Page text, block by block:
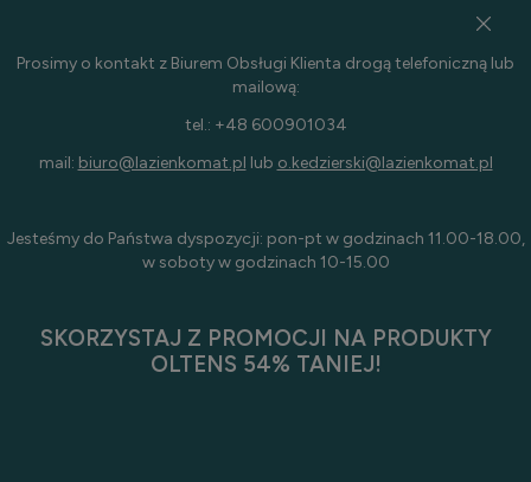
Prosimy o kontakt z Biurem Obsługi Klienta drogą telefoniczną lub
mailową:
tel.: +48 600901034
mail: biuro@lazienkomat.pl lub o.kedzierski@lazienkomat.pl
Jesteśmy do Państwa dyspozycji: pon-pt w godzinach 11.00-18.00,
w soboty w godzinach 10-15.00
SKORZYSTAJ Z PROMOCJI NA PRODUKTY
OLTENS 54% TANIEJ!